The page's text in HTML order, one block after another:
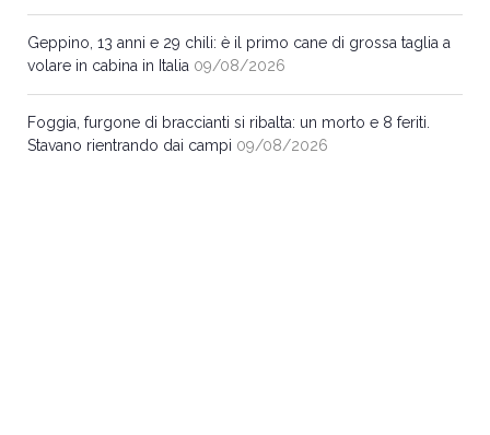
Geppino, 13 anni e 29 chili: è il primo cane di grossa taglia a
volare in cabina in Italia 09/08/2026
Foggia, furgone di braccianti si ribalta: un morto e 8 feriti.
Stavano rientrando dai campi 09/08/2026